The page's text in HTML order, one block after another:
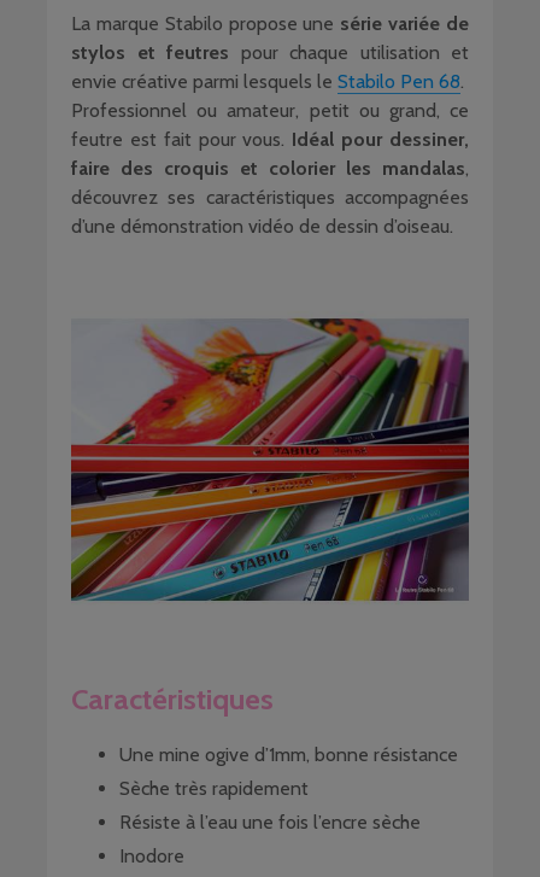
La marque Stabilo propose une série variée de
stylos et feutres pour chaque utilisation et
envie créative parmi lesquels le Stabilo Pen 68.
Professionnel ou amateur, petit ou grand, ce
feutre est fait pour vous. Idéal pour dessiner,
faire des croquis et colorier les mandalas,
découvrez ses caractéristiques accompagnées
d’une démonstration vidéo de dessin d’oiseau.
Caractéristiques
Une mine ogive d’1mm, bonne résistance
Sèche très rapidement
Résiste à l’eau une fois l’encre sèche
Inodore